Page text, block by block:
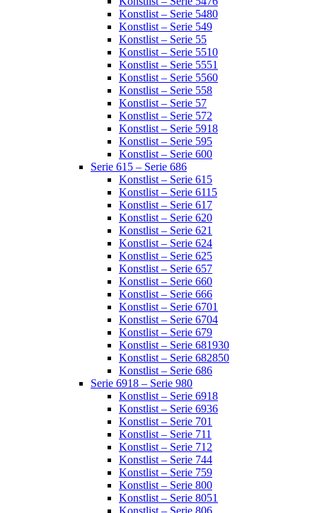
Konstlist – Serie 5480
Konstlist – Serie 549
Konstlist – Serie 55
Konstlist – Serie 5510
Konstlist – Serie 5551
Konstlist – Serie 5560
Konstlist – Serie 558
Konstlist – Serie 57
Konstlist – Serie 572
Konstlist – Serie 5918
Konstlist – Serie 595
Konstlist – Serie 600
Serie 615 – Serie 686
Konstlist – Serie 615
Konstlist – Serie 6115
Konstlist – Serie 617
Konstlist – Serie 620
Konstlist – Serie 621
Konstlist – Serie 624
Konstlist – Serie 625
Konstlist – Serie 657
Konstlist – Serie 660
Konstlist – Serie 666
Konstlist – Serie 6701
Konstlist – Serie 6704
Konstlist – Serie 679
Konstlist – Serie 681930
Konstlist – Serie 682850
Konstlist – Serie 686
Serie 6918 – Serie 980
Konstlist – Serie 6918
Konstlist – Serie 6936
Konstlist – Serie 701
Konstlist – Serie 711
Konstlist – Serie 712
Konstlist – Serie 744
Konstlist – Serie 759
Konstlist – Serie 800
Konstlist – Serie 8051
Konstlist – Serie 806